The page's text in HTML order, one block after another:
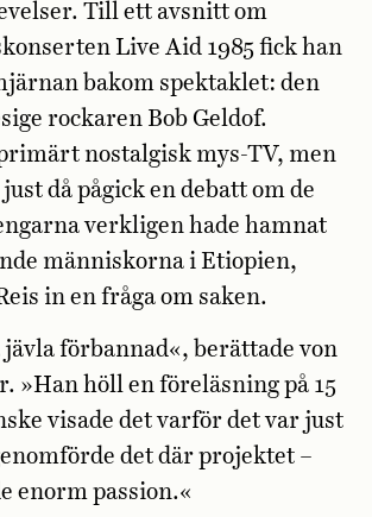
Till ett avsnitt om
Live Aid 1985 fick han
bakom spektaklet: den
rockaren Bob Geldof.
nostalgisk mys-TV, men
då pågick en debatt om de
verkligen hade hamnat
människorna i Etiopien,
in en fråga om saken.
jävla förbannad«, berättade von
»Han höll en föreläsning på 15
visade det varför det var just
det där projektet –
enorm passion.«